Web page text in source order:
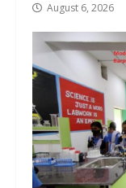
August 6, 2026